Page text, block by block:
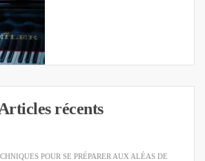
récents
POUR SE PRÉPARER AUX ALÉAS DE